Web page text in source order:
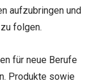
aufzubringen und
folgen.
für neue Berufe
Produkte sowie